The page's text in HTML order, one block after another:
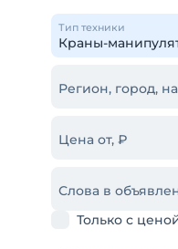
Тип техники
Регион, город,
Цена от, ₽
Слова в
Только с